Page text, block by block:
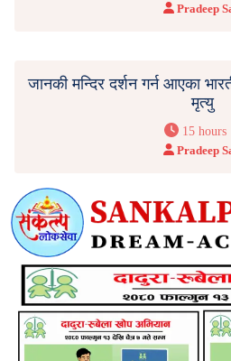
Pradeep
जानकी मन्दिर दर्शन गर्न आएका
मृत्यु
15 hours
Pradeep